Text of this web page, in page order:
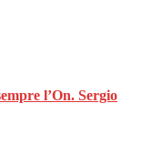
l’On. Sergio